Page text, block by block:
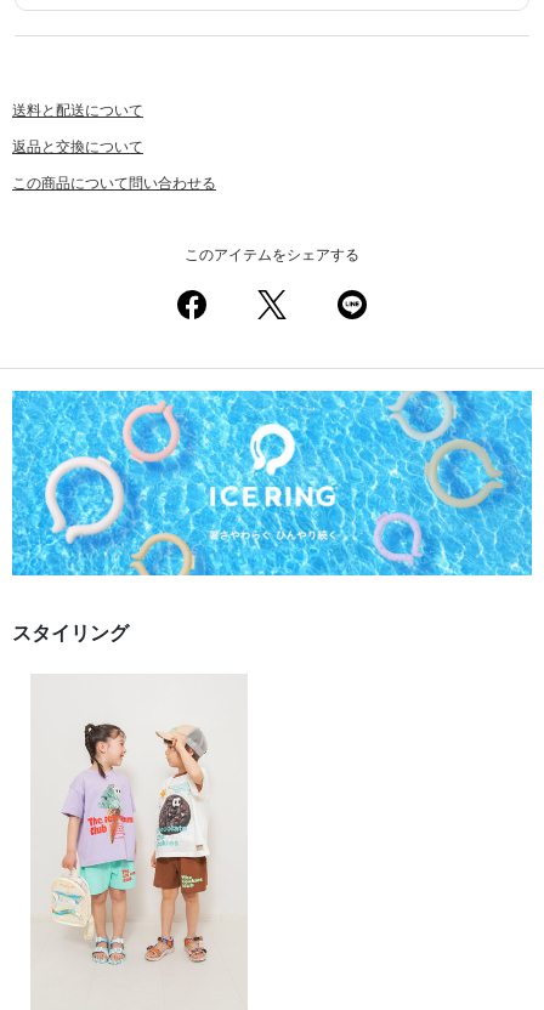
送料と配送について
返品と交換について
この商品について問い合わせる
このアイテムをシェアする
スタイリング